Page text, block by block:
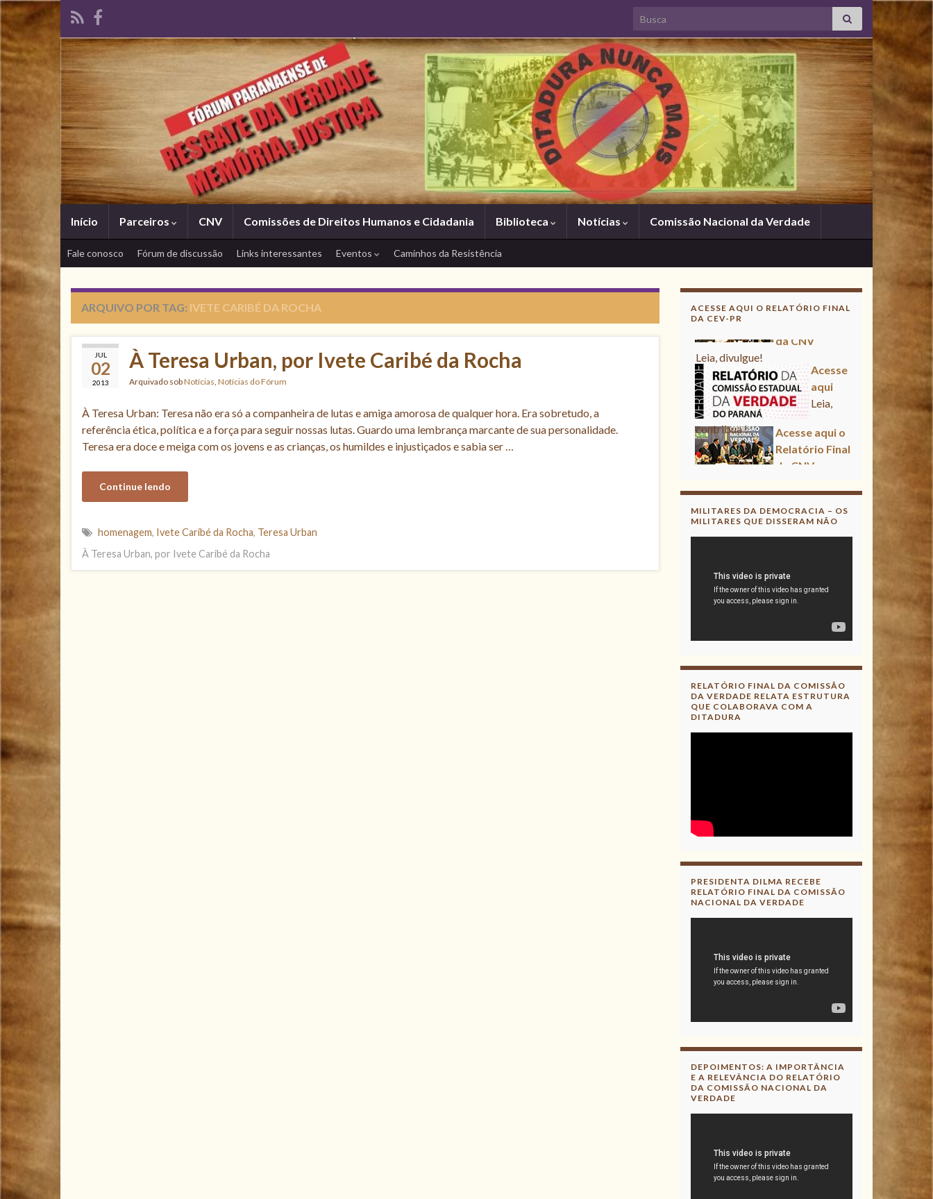
Search for:
Início Parceiros CNV Comissões de Direitos Humanos e Cidadania Biblioteca Notícias Comissão Nacional da Verdade
Fale conosco Fórum de discussão Links interessantes Eventos Caminhos da Resistência
ARQUIVO POR TAG: IVETE CARIBÉ DA ROCHA
JUL
02
2013
À Teresa Urban, por Ivete Caribé da Rocha
Arquivado sobNotícias, Notícias do Fórum
À Teresa Urban: Teresa não era só a companheira de lutas e amiga amorosa de qualquer hora. Era sobretudo, a
referência ética, política e a força para seguir nossas lutas. Guardo uma lembrança marcante de sua personalidade.
Teresa era doce e meiga com os jovens e as crianças, os humildes e injustiçados e sabia ser …
Continue lendo
homenagem, Ivete Caribé da Rocha, Teresa Urban
À Teresa Urban, por Ivete Caribé da Rocha
ACESSE AQUI O RELATÓRIO FINAL
DA CEV-PR
Acesse aqui o
Relatório Final
Leia, divulgue!
Acesse
aqui
Leia,
contribua !
Acesse aqui o
Relatório Final
da CNV
Leia, divulgue!
MILITARES DA DEMOCRACIA – OS
MILITARES QUE DISSERAM NÃO
RELATÓRIO FINAL DA COMISSÃO
DA VERDADE RELATA ESTRUTURA
QUE COLABORAVA COM A
DITADURA
PRESIDENTA DILMA RECEBE
RELATÓRIO FINAL DA COMISSÃO
NACIONAL DA VERDADE
DEPOIMENTOS: A IMPORTÂNCIA
E A RELEVÂNCIA DO RELATÓRIO
DA COMISSÃO NACIONAL DA
VERDADE